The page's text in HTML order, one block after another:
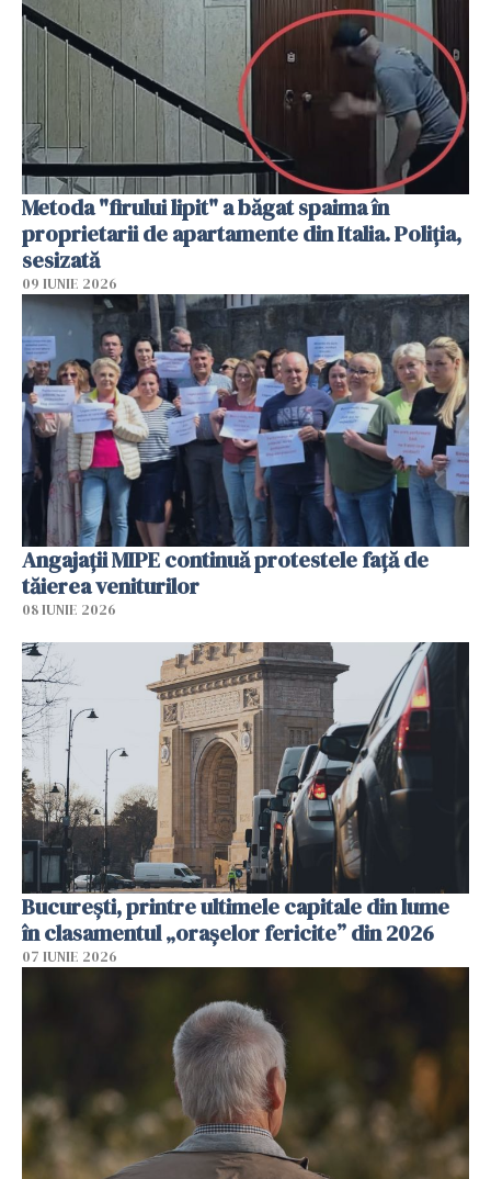
Metoda "firului lipit" a băgat spaima în
proprietarii de apartamente din Italia. Poliția,
sesizată
09 IUNIE 2026
Angajaţii MIPE continuă protestele faţă de
tăierea veniturilor
08 IUNIE 2026
București, printre ultimele capitale din lume
în clasamentul „orașelor fericite” din 2026
07 IUNIE 2026